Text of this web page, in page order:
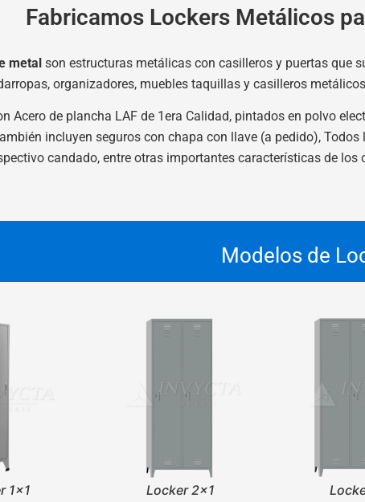
Fabricamos Lockers Metálicos
metal son estructuras metálicas con casilleros y puertas que
organizadores, muebles taquillas y casilleros
Acero de plancha LAF de 1era Calidad, pintados en polvo
incluyen seguros con chapa con llave (a pedido),
candado, entre otras importantes características de los
Modelos de
1x1 Locker 2x1